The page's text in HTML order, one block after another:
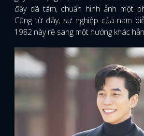
đầy dã tâm, chuẩn hình ảnh một
Cũng từ đây, sự nghiệp của nam
1982 này rẽ sang một hướng khác